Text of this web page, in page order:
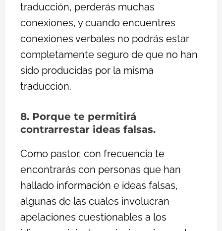
traducción, perderás muchas
conexiones, y cuando encuentres
conexiones verbales no podrás estar
completamente seguro de que no han
sido producidas por la misma
traducción.
8. Porque te permitirá
contrarrestar ideas falsas.
Como pastor, con frecuencia te
encontrarás con personas que han
hallado información e ideas falsas,
algunas de las cuales involucran
apelaciones cuestionables a los